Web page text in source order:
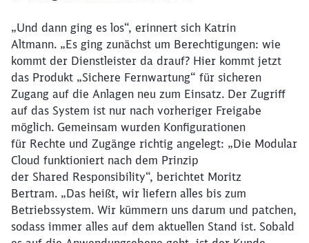
„Und dann ging es los“, erinnert sich Katrin
Altmann. „Es ging zunächst um Berechtigungen: wie
kommt der Dienstleister da drauf? Hier kommt jetzt
das Produkt „Sichere Fernwartung“ für sicheren
Zugang auf die Anlagen neu zum Einsatz. Der Zugriff
auf das System ist nur nach vorheriger Freigabe
möglich. Gemeinsam wurden Konfigurationen
für Rechte und Zugänge richtig angelegt: „Die Modular
Cloud funktioniert nach dem Prinzip
der Shared Responsibility“, berichtet Moritz
Bertram. „Das heißt, wir liefern alles bis zum
Betriebssystem. Wir kümmern uns darum und patchen,
sodass immer alles auf dem aktuellen Stand ist. Sobald